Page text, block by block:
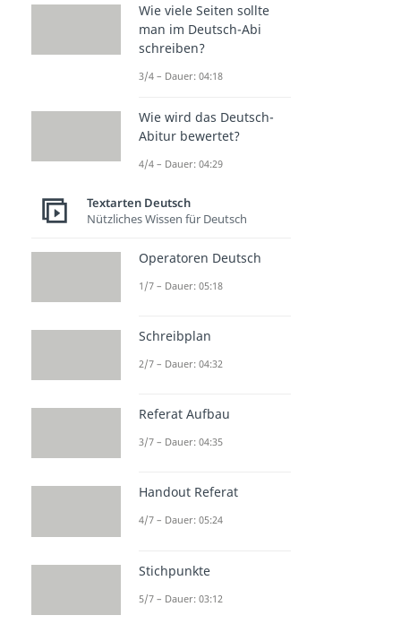
Wie viele Seiten sollte
man im Deutsch-Abi
schreiben?
3/4 – Dauer: 04:18
Wie wird das Deutsch-
Abitur bewertet?
4/4 – Dauer: 04:29
Textarten Deutsch
Nützliches Wissen für Deutsch
Operatoren Deutsch
1/7 – Dauer: 05:18
Schreibplan
2/7 – Dauer: 04:32
Referat Aufbau
3/7 – Dauer: 04:35
Handout Referat
4/7 – Dauer: 05:24
Stichpunkte
5/7 – Dauer: 03:12